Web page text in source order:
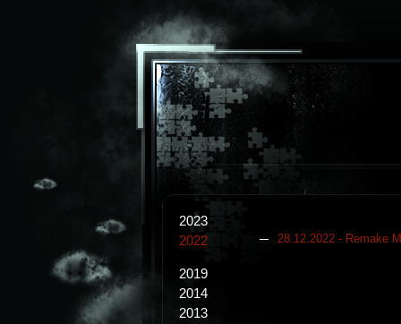
2023
2022
28.12.2022 - Remake
2019
2014
2013